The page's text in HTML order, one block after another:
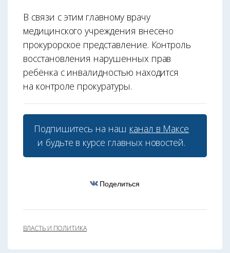
В связи с этим главному врачу
медицинского учреждения внесено
прокурорское представление. Контроль
восстановления нарушенных прав
ребёнка с инвалидностью находится
на контроле прокуратуры.
Подпишитесь на наш канал в Максе
и будьте в курсе главных новостей.
Поделиться
ВЛАСТЬ И ПОЛИТИКА